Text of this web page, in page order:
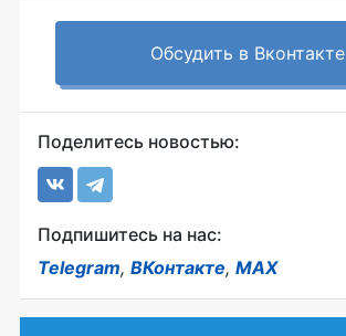
Обсудить в Вконтакте
Поделитесь новостью:
Подпишитесь на нас:
Telegram, ВКонтакте, MAX